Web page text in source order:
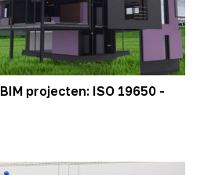
projecten: ISO 19650 -